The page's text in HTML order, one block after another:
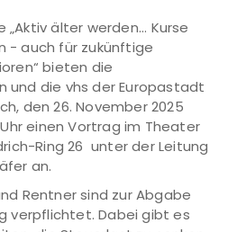
„Aktiv älter werden... Kurse
- auch für zukünftige
bieten die
und die vhs der Europastadt
den 26. November 2025
Uhr einen Vortrag im Theater
Ring 26 unter der Leitung
an.
Rentner sind zur Abgabe
verpflichtet. Dabei gibt es